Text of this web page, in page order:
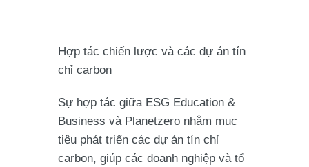
Hợp tác chiến lược và các dự án tín
chỉ carbon
Sự hợp tác giữa ESG Education &
Business và Planetzero nhằm mục
tiêu phát triển các dự án tín chỉ
carbon, giúp các doanh nghiệp và tổ